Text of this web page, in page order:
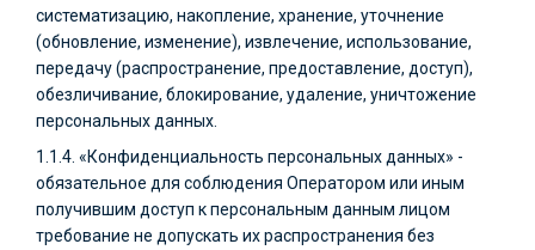
систематизацию, накопление, хранение, уточнение
(обновление, изменение), извлечение, использование,
передачу (распространение, предоставление, доступ),
обезличивание, блокирование, удаление, уничтожение
персональных данных.
1.1.4. «Конфиденциальность персональных данных» -
обязательное для соблюдения Оператором или иным
получившим доступ к персональным данным лицом
требование не допускать их распространения без